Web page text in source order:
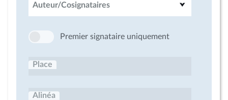
Auteur/Cosignataires
Premier signataire uniquement
Place
Alinéa